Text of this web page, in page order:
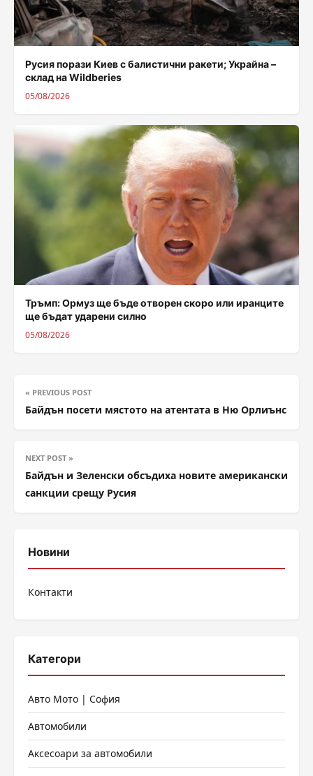
Русия порази Киев с балистични ракети; Украйна –
склад на Wildberies
05/08/2026
Тръмп: Ормуз ще бъде отворен скоро или иранците
ще бъдат ударени силно
05/08/2026
« PREVIOUS POST
Байдън посети мястото на атентата в Ню Орлиънс
NEXT POST »
Байдън и Зеленски обсъдиха новите американски
санкции срещу Русия
Новини
Контакти
Категори
Авто Мото | София
Автомобили
Аксесоари за автомобили